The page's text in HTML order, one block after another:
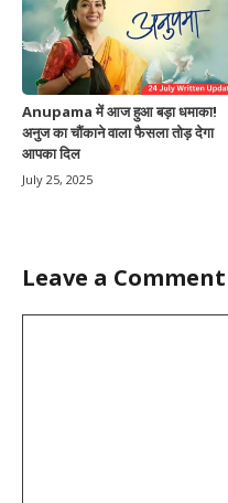
Anupama में आज हुआ बड़ा धमाका!
अनुज का चौंकाने वाला फैसला तोड़ देगा
आपका दिल
July 25, 2025
Leave a Comment